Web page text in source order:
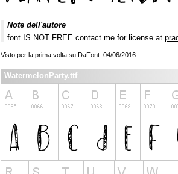
Note dell'autore
font IS NOT FREE contact me for license at
Visto per la prima volta su DaFont: 04/06/2016
WatermelonParty.ttf